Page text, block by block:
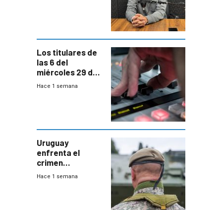
Los titulares de
las 6 del
miércoles 29 de
julio de 2026
Hace 1 semana
Uruguay
enfrenta el
crimen
organizado con
Hace 1 semana